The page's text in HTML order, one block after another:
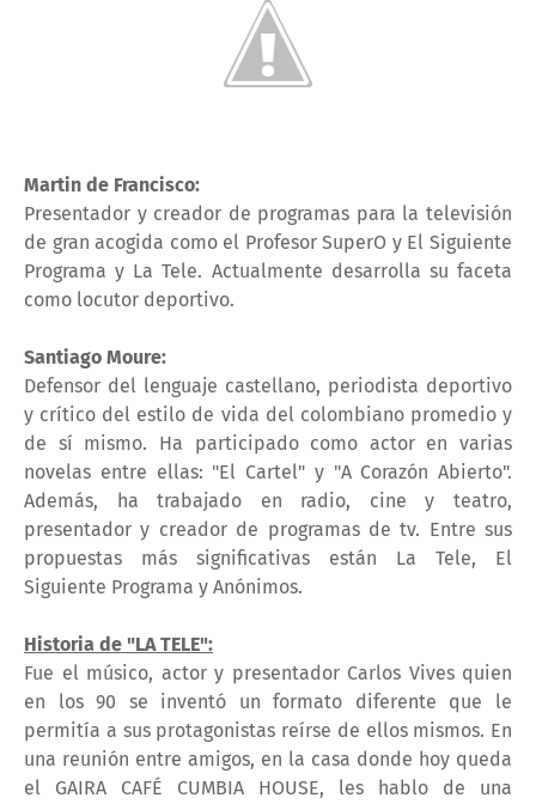
Martin de Francisco:
Presentador y creador de programas para la televisión
de gran acogida como el Profesor SuperO y El Siguiente
Programa y La Tele. Actualmente desarrolla su faceta
como locutor deportivo.
Santiago Moure:
Defensor del lenguaje castellano, periodista deportivo
y crítico del estilo de vida del colombiano promedio y
de sí mismo. Ha participado como actor en varias
novelas entre ellas: "El Cartel" y "A Corazón Abierto".
Además, ha trabajado en radio, cine y teatro,
presentador y creador de programas de tv. Entre sus
propuestas más significativas están La Tele, El
Siguiente Programa y Anónimos.
Historia de "LA TELE":
Fue el músico, actor y presentador Carlos Vives quien
en los 90 se inventó un formato diferente que le
permitía a sus protagonistas reírse de ellos mismos. En
una reunión entre amigos, en la casa donde hoy queda
el GAIRA CAFÉ CUMBIA HOUSE, les hablo de una